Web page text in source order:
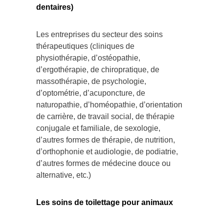
dentaires)
Les entreprises du secteur des soins
thérapeutiques (cliniques de
physiothérapie, d’ostéopathie,
d’ergothérapie, de chiropratique, de
massothérapie, de psychologie,
d’optométrie, d’acuponcture, de
naturopathie, d’homéopathie, d’orientation
de carrière, de travail social, de thérapie
conjugale et familiale, de sexologie,
d’autres formes de thérapie, de nutrition,
d’orthophonie et audiologie, de podiatrie,
d’autres formes de médecine douce ou
alternative, etc.)
Les soins de toilettage pour animaux